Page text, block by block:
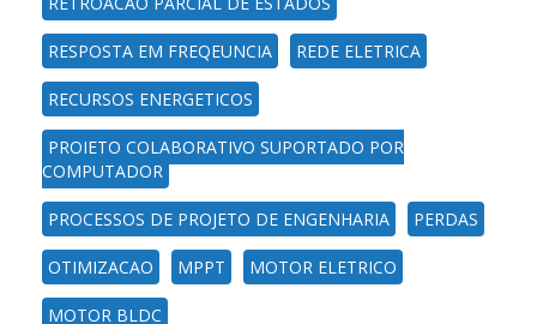
RESPOSTA EM FREQEUNCIA REDE ELETRICA
RECURSOS ENERGETICOS
PROJETO COLABORATIVO SUPORTADO POR
COMPUTADOR
PROCESSOS DE PROJETO DE ENGENHARIA PERDAS
OTIMIZACAO MPPT MOTOR ELETRICO
MOTOR BLDC